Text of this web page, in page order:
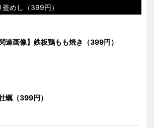
釜めし（399円）
関連画像】鉄板鶏もも焼き（399円）
蠣（399円）